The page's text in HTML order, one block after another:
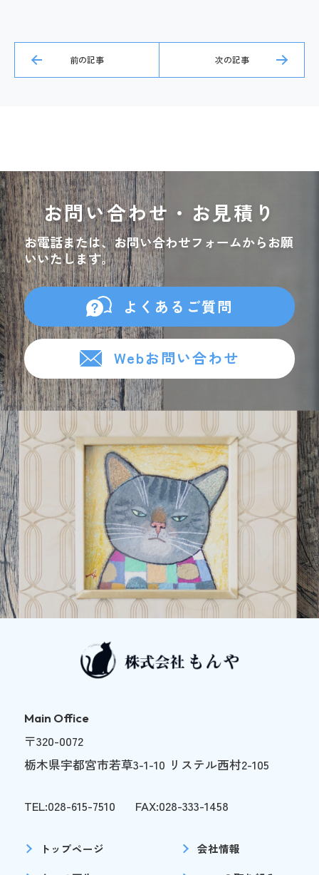
お問い合わせ・お見積り
お電話または、お問い合わせフォームからお願
いいたします。
よくあるご質問
Webお問い合わせ
Main Office
〒320-0072
栃木県宇都宮市若草3-1-10 リステル西村2-105
TEL:028-615-7510 FAX:028-333-1458
トップページ
会社情報